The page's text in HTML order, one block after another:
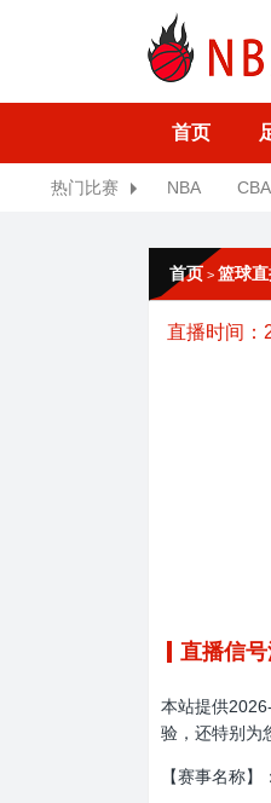
首页
热门比赛 NBA CBA
首页 > 篮球
直播时间：
直播信
本站提供
验，还特别为
【赛事名称